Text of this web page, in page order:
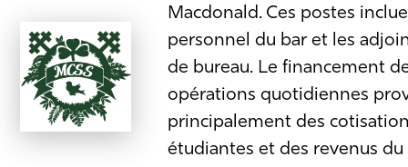
Macdonald. Ces postes
personnel du bar et les
de bureau. Le financement
opérations quotidiennes
principalement des
étudiantes et des revenus du